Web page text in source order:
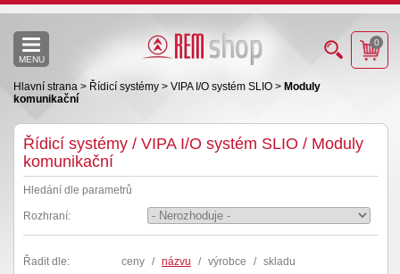
MENU
0
Hlavní strana > Řídicí systémy > VIPA I/O systém SLIO > Moduly
komunikační
Řídicí systémy / VIPA I/O systém SLIO / Moduly
komunikační
Hledání dle parametrů
Rozhraní:
Řadit dle: ceny / názvu / výrobce / skladu